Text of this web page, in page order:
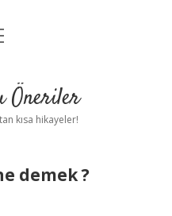
Öneriler
kısa hikayeler!
demek ?